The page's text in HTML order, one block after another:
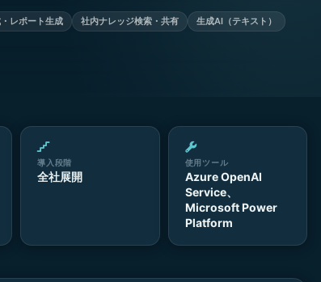
レポート生成 社内ナレッジ検索・共有
生成AI（テキスト）
導入段階
全社展開
使用ツール
Azure OpenAI
Service、
Microsoft Power
Platform